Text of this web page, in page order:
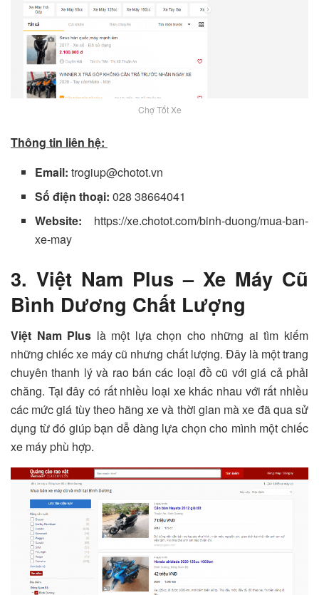
Chợ Tốt Xe
Thông tin liên hệ:
Email: trogiup@chotot.vn
Số điện thoại: 028 38664041
Website: https://xe.chotot.com/binh-duong/mua-ban-
xe-may
3. Việt Nam Plus – Xe Máy Cũ
Bình Dương Chất Lượng
Việt Nam Plus là một lựa chọn cho những ai tìm kiếm
những chiếc xe máy cũ nhưng chất lượng. Đây là một trang
chuyên thanh lý và rao bán các loại đồ cũ với giá cả phải
chăng. Tại đây có rất nhiều loại xe khác nhau với rất nhiều
các mức giá tùy theo hãng xe và thời gian mà xe đã qua sử
dụng từ đó giúp bạn dễ dàng lựa chọn cho mình một chiếc
xe máy phù hợp.